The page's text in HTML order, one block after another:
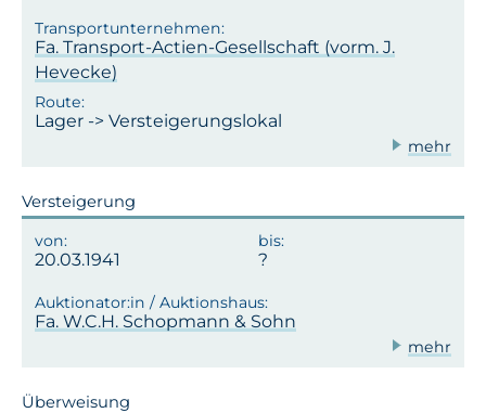
Fa. Transport-Actien-Gesellschaft (vorm. J.
Hevecke)
Lager -> Versteigerungslokal
mehr
Versteigerung
20.03.1941
Fa. W.C.H. Schopmann & Sohn
mehr
Überweisung